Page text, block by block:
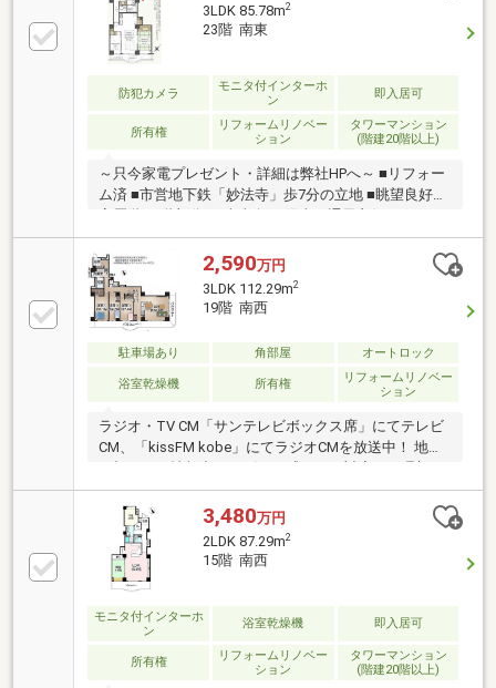
3LDK 85.78m2
23階 南東
防犯カメラ
モニタ付インターホ
ン
即入居可
所有権
リフォームリノベー
ション
タワーマンション
(階建20階以上)
～只今家電プレゼント・詳細は弊社HPへ～ ■リフォー
ム済 ■市営地下鉄「妙法寺」歩7分の立地 ■眺望良好！
米の3LDK
2,590万円
3LDK 112.29m2
19階 南西
駐車場あり 角部屋 オートロック
浴室乾燥機 所有権
リフォームリノベー
ション
ラジオ・TV CM「サンテレビボックス席」にてテレビ
CM、「kissFM kobe」にてラジオCMを放送中！ 地域
住まい探しをサポート致します♪
3,480万円
2LDK 87.29m2
15階 南西
モニタ付インターホ
ン
浴室乾燥機 即入居可
所有権
リフォームリノベー
ション
タワーマンション
(階建20階以上)